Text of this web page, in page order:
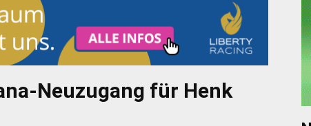
Neuzugang für Henk